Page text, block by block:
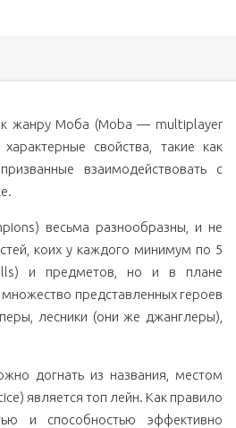
к жанру Моба (Moba — multiplayer
свойства, такие как
взаимодействовать с
весьма разнообразны, и не
коих у каждого минимум по 5
и предметов, но и в плане
представленных героев
лесники (они же джанглеры),
догнать из названия, местом
является топ лейн. Как правило
и способностью эффективно